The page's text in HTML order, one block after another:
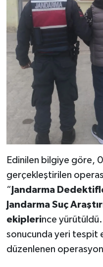
Edinilen bilgiye göre,
gerçekleştirilen
“ Jandarma
Jandarma Suç
ekiplerince yürütüldü.
sonucunda yeri tespit
düzenlenen